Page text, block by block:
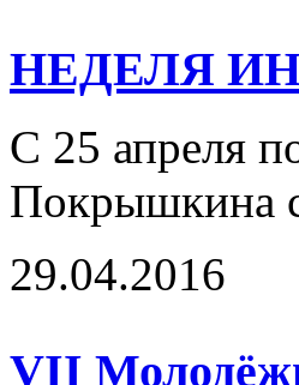
НЕДЕЛЯ
С 25 апреля
Покрышкина
29.04.2016
VII